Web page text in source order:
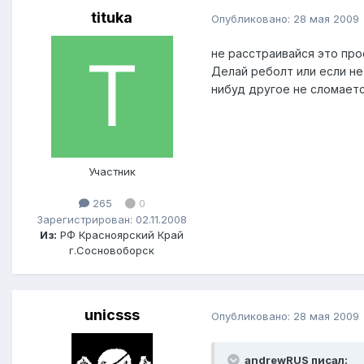
tituka
Участник
265
0
Зарегистрирован: 02.11.2008
Из: РФ Красноярский Край
г.Сосновоборск
Опубликовано: 28 мая 2009
не расстраивайся это
Делай реболт или если
нибуд другое не
unicsss Опубликовано: 28 мая 2009
andrewRUS писал: